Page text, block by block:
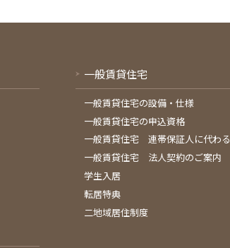
一般賃貸住宅
一般賃貸住宅の設備・仕様
一般賃貸住宅の申込資格
一般賃貸住宅 連帯保証人に代わ
一般賃貸住宅 法人契約のご案内
学生入居
転居特典
二地域居住制度